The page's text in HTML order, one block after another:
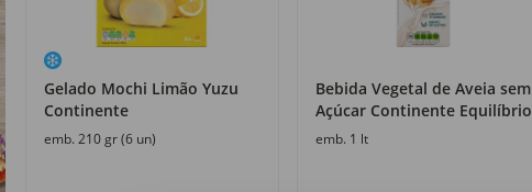
Gelado Mochi Limão Yuzu
Continente
emb. 210 gr (6 un)
Bebida Vegetal de Aveia sem
Açúcar Continente Equilíbrio
emb. 1 lt